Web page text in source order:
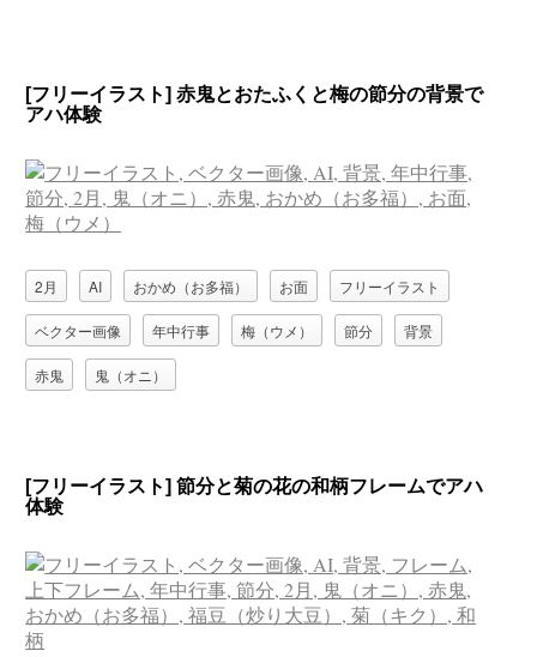
[フリーイラスト] 赤鬼とおたふくと梅の節分の背景で
アハ体験
2月 AI おかめ（お多福） お面 フリーイラスト
ベクター画像 年中行事 梅（ウメ） 節分 背景
赤鬼 鬼（オニ）
[フリーイラスト] 節分と菊の花の和柄フレームでアハ
体験